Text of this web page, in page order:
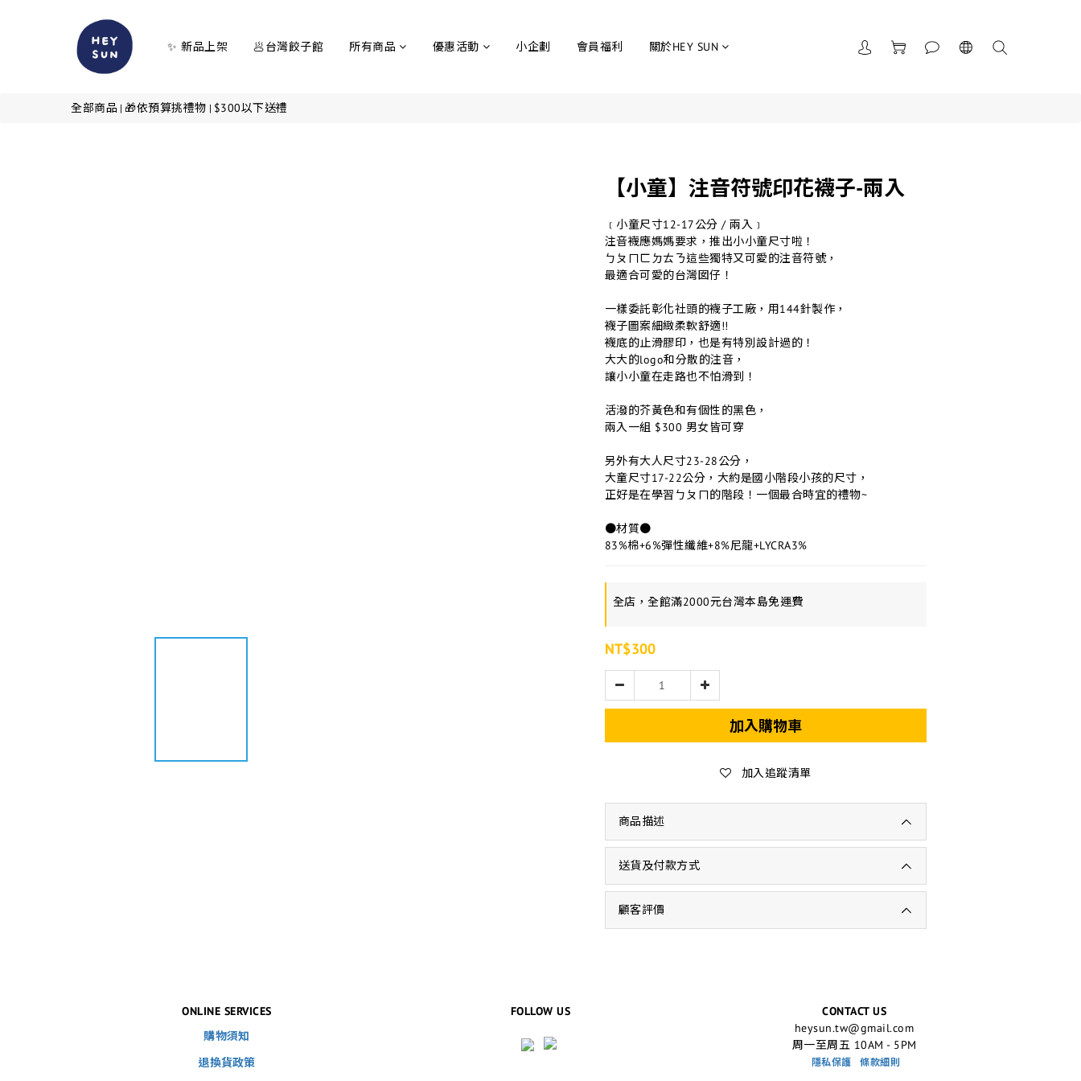
✨ 新品上架 🥟台灣餃子館 所有商品 優惠活動 小企劃 會員福利 關於HEY SUN
全部商品 | 🎁依預算挑禮物 | $300以下送禮
【小童】注音符號印花襪子-兩入
﹝小童尺寸12-17公分 / 兩入﹞
注音襪應媽媽要求，推出小小童尺寸啦！
ㄅㄆㄇㄈㄉㄊㄋ這些獨特又可愛的注音符號，
最適合可愛的台灣囡仔！
一樣委託彰化社頭的襪子工廠，用144針製作，
襪子圖案細緻柔軟舒適!!
襪底的止滑膠印，也是有特別設計過的！
大大的logo和分散的注音，
讓小小童在走路也不怕滑到！
活潑的芥黃色和有個性的黑色，
兩入一組 $300 男女皆可穿
另外有大人尺寸23-28公分，
大童尺寸17-22公分，大約是國小階段小孩的尺寸，
正好是在學習ㄅㄆㄇ的階段！一個最合時宜的禮物~
●材質●
83%棉+6%彈性纖維+8%尼龍+LYCRA3%
全店，全館滿2000元台灣本島免運費
NT$300
加入購物車
加入追蹤清單
商品描述
送貨及付款方式
顧客評價
ONLINE SERVICES
購物須知
退換貨政策
FOLLOW US
CONTACT US
heysun.tw@gmail.com
周一至周五 10AM - 5PM
隱私保護 條款細則